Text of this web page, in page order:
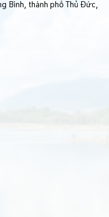
Bình, thành phố Thủ Đức,